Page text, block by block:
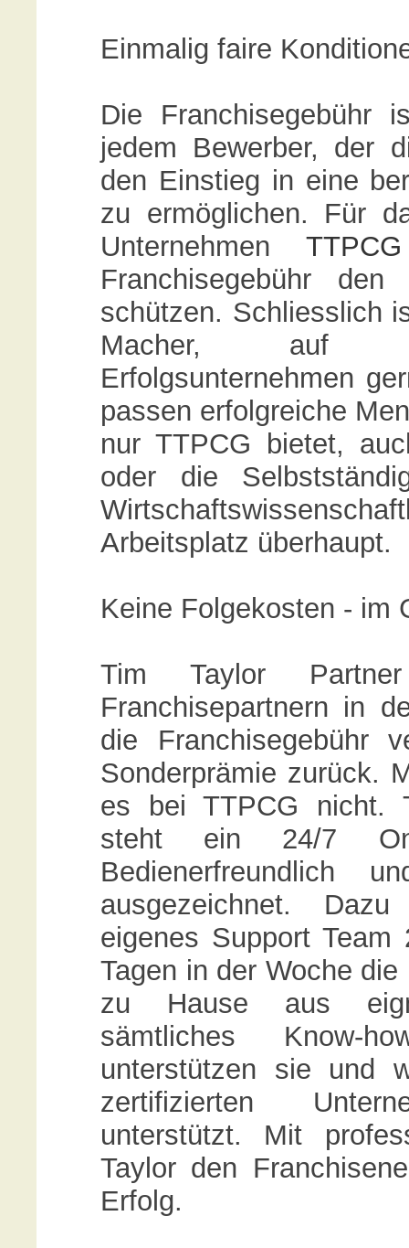
Einmalig faire
Die Franchisegebühr
jedem Bewerber, der
den Einstieg in eine
zu ermöglichen. Für
Unternehmen TTPCG
Franchisegebühr
schützen. Schliesslich
Macher, auf
Erfolgsunternehmen
passen erfolgreiche
nur TTPCG bietet,
oder die
Arbeitsplatz überhaupt.
Keine Folgekosten - im
Tim Taylor
Franchisepartnern in
die Franchisegebühr
Sonderprämie zurück.
es bei TTPCG nicht.
steht ein 24/7
Bedienerfreundlich
ausgezeichnet.
eigenes Support
Tagen in der Woche
zu Hause aus
sämtliches Know-
unterstützen sie und
zertifizierten
unterstützt. Mit
Taylor den
Erfolg.